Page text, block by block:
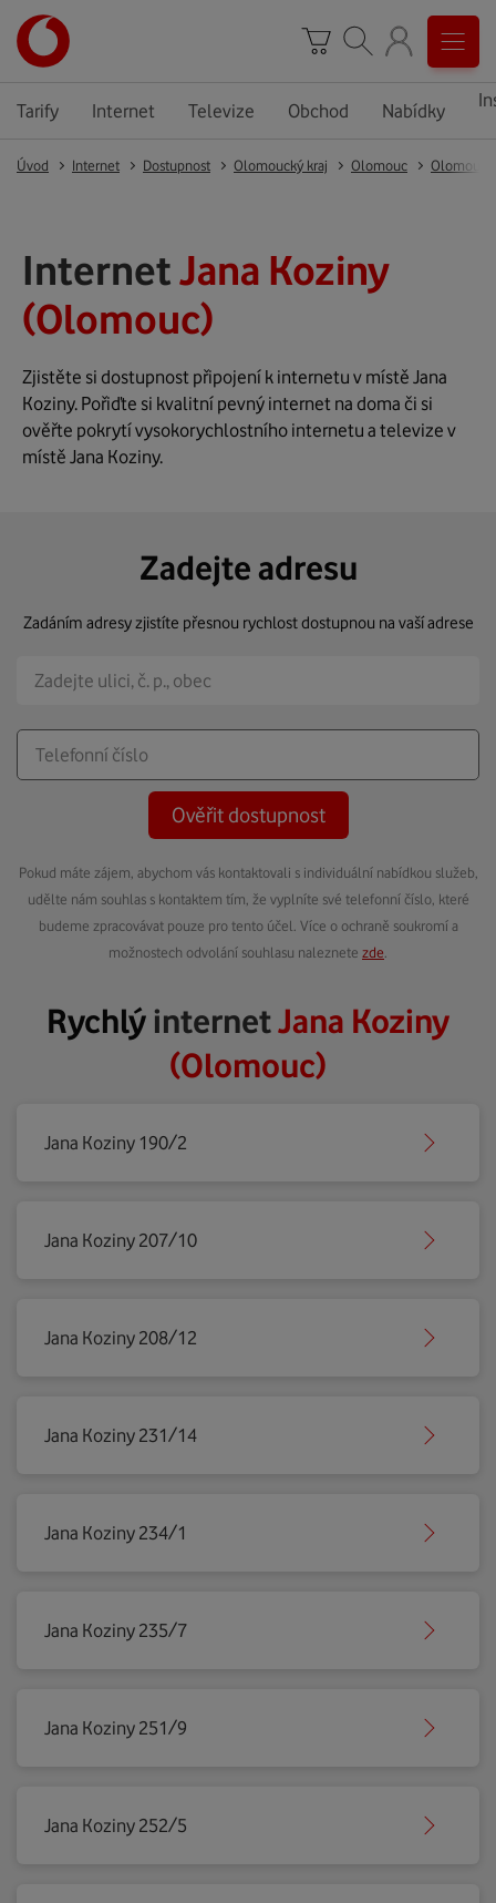
Tarify Internet Televize Obchod Nabídky
Úvod Internet Dostupnost Olomoucký kraj Olomouc Olomouc
InternetJana Koziny
(Olomouc)
Zjistěte si dostupnost připojení k internetu v místě Jana
Koziny. Pořiďte si kvalitní pevný internet na doma či si
ověřte pokrytí vysokorychlostního internetu a televize v
místě Jana Koziny.
Zadejte adresu
Zadáním adresy zjistíte přesnou rychlost dostupnou na vaší adrese
Ověřit dostupnost
Pokud máte zájem, abychom vás kontaktovali s individuální nabídkou služeb,
udělte nám souhlas s kontaktem tím, že vyplníte své telefonní číslo, které
budeme zpracovávat pouze pro tento účel. Více o ochraně soukromí a
možnostech odvolání souhlasu naleznete zde
RychlýinternetJana Koziny
(Olomouc)
Jana Koziny 190/2
Jana Koziny 207/10
Jana Koziny 208/12
Jana Koziny 231/14
Jana Koziny 234/1
Jana Koziny 235/7
Jana Koziny 251/9
Jana Koziny 252/5